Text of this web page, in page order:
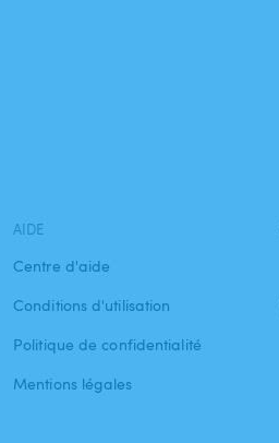
AIDE
Centre d'aide
Conditions d'utilisation
Politique de confidentialité
Mentions légales